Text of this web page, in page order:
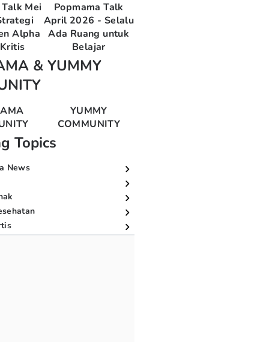
Mei
Alpha
Popmama Talk
April 2026 - Selalu
Ada Ruang untuk
Belajar
& YUMMY
YUMMY
COMMUNITY
Topics
News